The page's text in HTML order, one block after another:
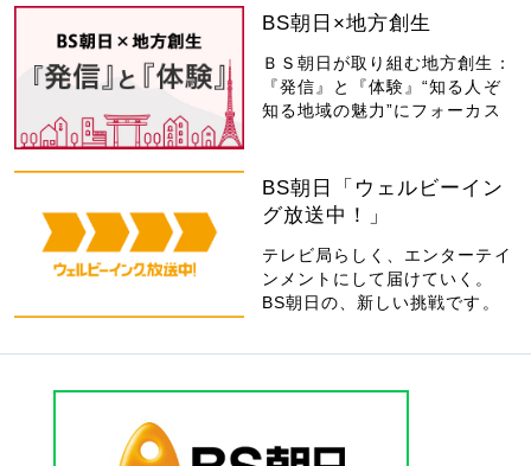
BS朝日×地方創生
ＢＳ朝日が取り組む地方創生：
『発信』と『体験』“知る人ぞ
知る地域の魅力”にフォーカス
BS朝日「ウェルビーイン
グ放送中！」
テレビ局らしく、エンターテイ
ンメントにして届けていく。
BS朝日の、新しい挑戦です。